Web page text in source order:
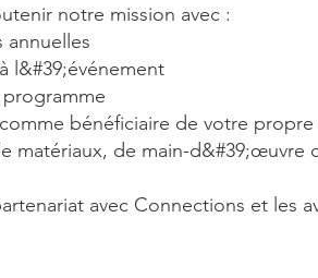
notre mission avec :
annuelles
l&#39;événement
programme
bénéficiaire de votre
matériaux, de main-d&#39;œuvre
avec Connections et les